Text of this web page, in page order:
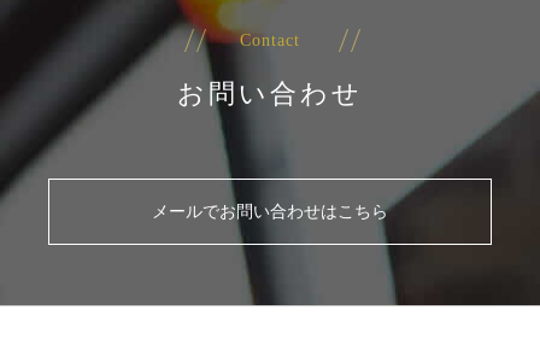
Contact
お問い合わせ
メールでお問い合わせはこちら